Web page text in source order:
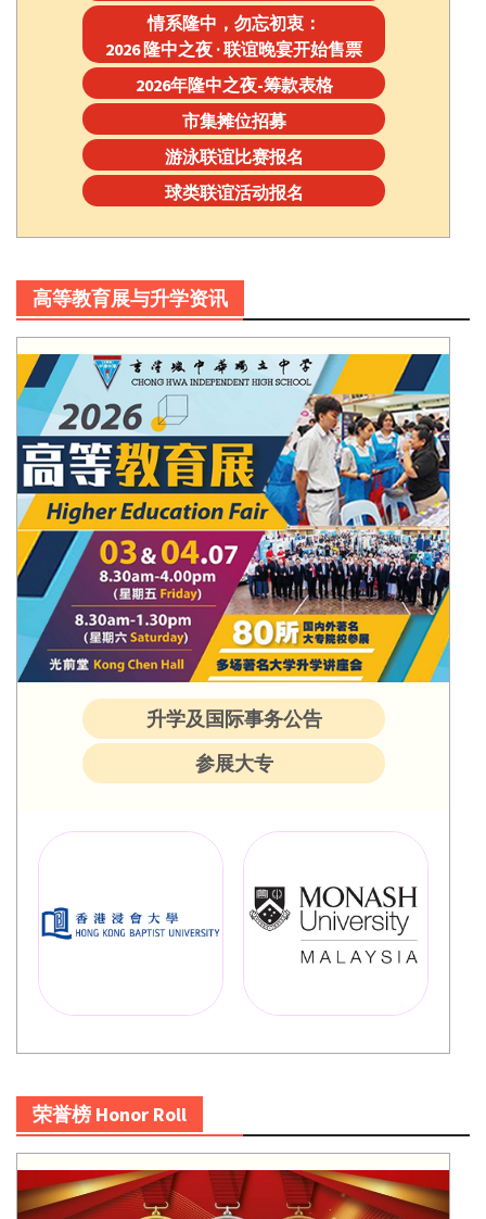
情系隆中，勿忘初衷：
2026 隆中之夜 · 联谊晚宴开始售票
2026年隆中之夜-筹款表格
市集摊位招募
游泳联谊比赛报名
球类联谊活动报名
高等教育展与升学资讯
升学及国际事务公告
参展大专
荣誉榜 Honor Roll